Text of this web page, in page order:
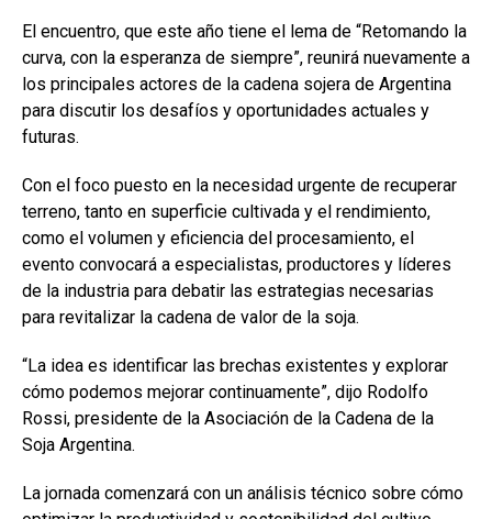
El encuentro, que este año tiene el lema de “Retomando la
curva, con la esperanza de siempre”, reunirá nuevamente a
los principales actores de la cadena sojera de Argentina
para discutir los desafíos y oportunidades actuales y
futuras.
Con el foco puesto en la necesidad urgente de recuperar
terreno, tanto en superficie cultivada y el rendimiento,
como el volumen y eficiencia del procesamiento, el
evento convocará a especialistas, productores y líderes
de la industria para debatir las estrategias necesarias
para revitalizar la cadena de valor de la soja.
“La idea es identificar las brechas existentes y explorar
cómo podemos mejorar continuamente”, dijo Rodolfo
Rossi, presidente de la Asociación de la Cadena de la
Soja Argentina.
La jornada comenzará con un análisis técnico sobre cómo